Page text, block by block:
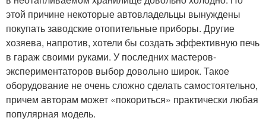
Горения в гараже Обогрев для гаража
Горения для гаража Обогреватель в гараже
этой причине некоторые автовладельцы вынуждены
покупать заводские отопительные приборы. Другие
хозяева, напротив, хотели бы создать эффективную печь
в гараж своими руками. У последних мастеров-
экспериментаторов выбор довольно широк. Такое
оборудование не очень сложно сделать самостоятельно,
причем авторам может «покориться» практически любая
популярная модель.